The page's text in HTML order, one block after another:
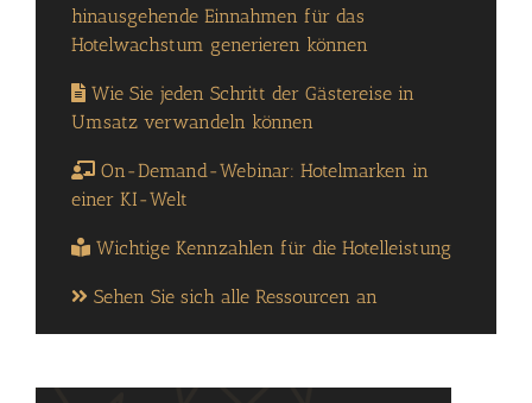
hinausgehende Einnahmen für das
Hotelwachstum generieren können
Wie Sie jeden Schritt der Gästereise in
Umsatz verwandeln können
On-Demand-Webinar: Hotelmarken in
einer KI-Welt
Wichtige Kennzahlen für die Hotelleistung
Sehen Sie sich alle Ressourcen an